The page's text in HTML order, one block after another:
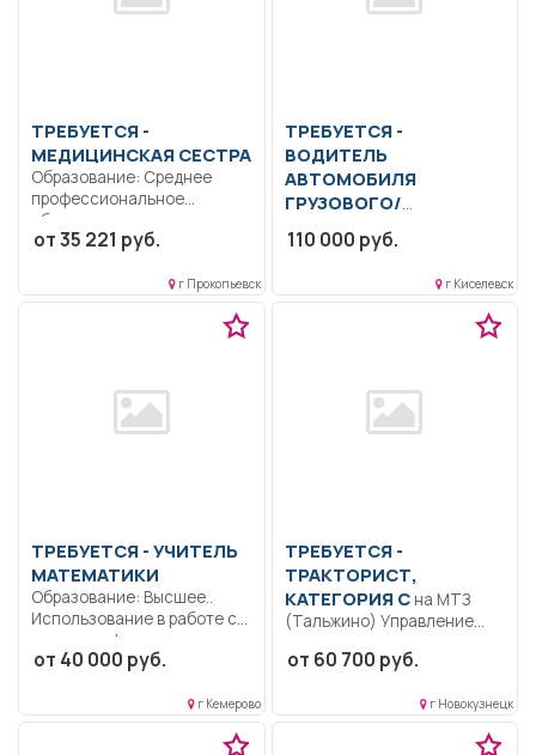
ТРЕБУЕТСЯ -
МЕДИЦИНСКАЯ СЕСТРА
Образование: Среднее
профессиональное
образование.
Ответственность.. В
инструкцией,...
от 35 221 руб.
г Прокопьевск
ТРЕБУЕТСЯ -
ВОДИТЕЛЬ
АВТОМОБИЛЯ
ГРУЗОВОГО/
СПЕЦИАЛЬНОГО
Управлением транспортным
рабочий день..
110 000 руб.
г Киселевск
ТРЕБУЕТСЯ - УЧИТЕЛЬ
МАТЕМАТИКИ
Образование: Высшее..
Использование в работе с
детьми информационных
ресурсов,...
от 40 000 руб.
г Кемерово
ТРЕБУЕТСЯ -
ТРАКТОРИСТ,
КАТЕГОРИЯ Сна МТЗ
(Тальжино) Управление
средством (МТЗ) в
от 60 700 руб.
г Новокузнецк